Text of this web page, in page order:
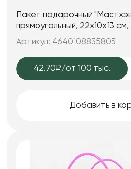
Пакет подарочный
прямоугольный, 22х10х13
лавандовый/ фиолетовый
Артикул: 4640108835805
42.70₽/от 100 тыс.
Добавить в